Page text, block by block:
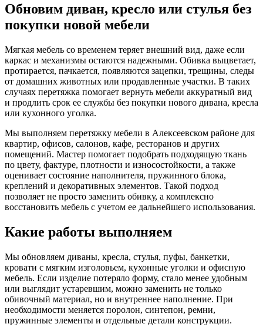
Обновим диван, кресло или стулья без
покупки новой мебели
Мягкая мебель со временем теряет внешний вид, даже если
каркас и механизмы остаются надежными. Обивка выцветает,
протирается, пачкается, появляются зацепки, трещины, следы
от домашних животных или продавленные участки. В таких
случаях перетяжка помогает вернуть мебели аккуратный вид
и продлить срок ее службы без покупки нового дивана, кресла
или кухонного уголка.
Мы выполняем перетяжку мебели в Алексеевском районе для
квартир, офисов, салонов, кафе, ресторанов и других
помещений. Мастер помогает подобрать подходящую ткань
по цвету, фактуре, плотности и износостойкости, а также
оценивает состояние наполнителя, пружинного блока,
креплений и декоративных элементов. Такой подход
позволяет не просто заменить обивку, а комплексно
восстановить мебель с учетом ее дальнейшего использования.
Какие работы выполняем
Мы обновляем диваны, кресла, стулья, пуфы, банкетки,
кровати с мягким изголовьем, кухонные уголки и офисную
мебель. Если изделие потеряло форму, стало менее удобным
или выглядит устаревшим, можно заменить не только
обивочный материал, но и внутреннее наполнение. При
необходимости меняется поролон, синтепон, ремни,
пружинные элементы и отдельные детали конструкции.